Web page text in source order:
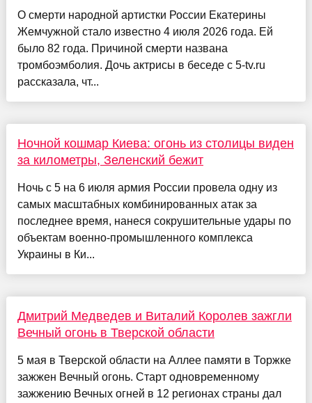
О смерти народной артистки России Екатерины
Жемчужной стало известно 4 июля 2026 года. Ей
было 82 года. Причиной смерти названа
тромбоэмболия. Дочь актрисы в беседе с 5-tv.ru
рассказала, чт...
Ночной кошмар Киева: огонь из столицы виден
за километры, Зеленский бежит
Ночь с 5 на 6 июля армия России провела одну из
самых масштабных комбинированных атак за
последнее время, нанеся сокрушительные удары по
объектам военно-промышленного комплекса
Украины в Ки...
Дмитрий Медведев и Виталий Королев зажгли
Вечный огонь в Тверской области
5 мая в Тверской области на Аллее памяти в Торжке
зажжен Вечный огонь. Старт одновременному
зажжению Вечных огней в 12 регионах страны дал